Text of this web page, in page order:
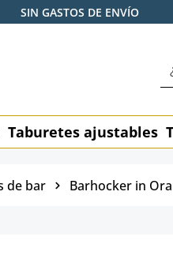
SIN GASTOS DE ENVÍO
Taburetes ajustables
de bar Barhocker in